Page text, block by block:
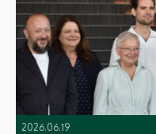
2026.06.19